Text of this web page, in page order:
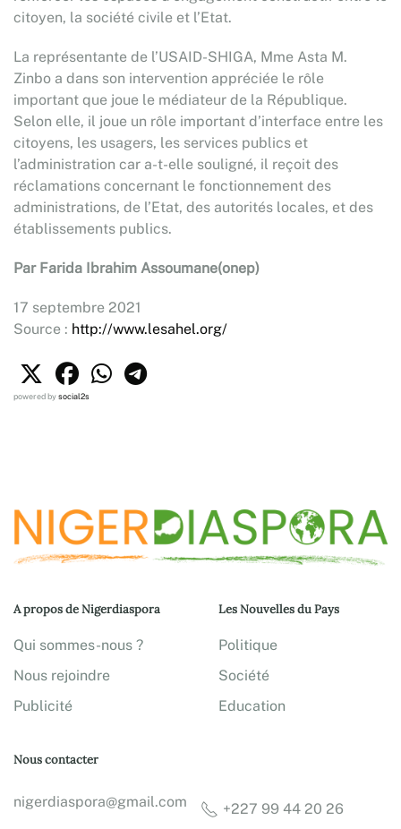
citoyen, la société civile et l’Etat.
La représentante de l’USAID-SHIGA, Mme Asta M.
Zinbo a dans son intervention appréciée le rôle
important que joue le médiateur de la République.
Selon elle, il joue un rôle important d’interface entre les
citoyens, les usagers, les services publics et
l’administration car a-t-elle souligné, il reçoit des
réclamations concernant le fonctionnement des
administrations, de l’Etat, des autorités locales, et des
établissements publics.
Par Farida Ibrahim Assoumane(onep)
17 septembre 2021
Source : http://www.lesahel.org/
powered bysocial2s
A propos de Nigerdiaspora
Qui sommes-nous ?
Nous rejoindre
Publicité
Les Nouvelles du Pays
Politique
Société
Education
Nous contacter
nigerdiaspora@gmail.com +227 99 44 20 26